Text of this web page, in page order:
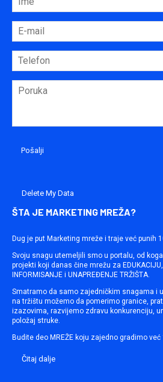
Delete My Data
ŠTA JE MARKETING MREŽA?
Dug je put Marketing mreže i traje već punih
Svoju snagu utemeljili smo u portalu, od
projekti koji danas čine mrežu za EDUKACIJU,
INFORMISANJE i UNAPREĐENJE TRŽIŠTA.
Smatramo da samo zajedničkim snagama i
na tržištu možemo da pomerimo granice,
izazovima, razvijemo zdravu konkurenciju,
položaj struke.
Budite deo MREŽE koju zajedno gradimo već
Čitaj dalje